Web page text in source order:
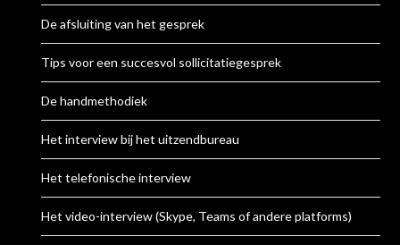
De afsluiting van het gesprek
Tips voor een succesvol sollicitatiegesprek
De handmethodiek
Het interview bij het uitzendbureau
Het telefonische interview
Het video-interview (Skype, Teams of andere platforms)